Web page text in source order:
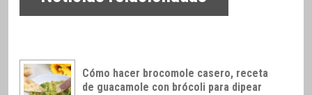
Cómo hacer brocomole casero, receta
de guacamole con brócoli para dipear